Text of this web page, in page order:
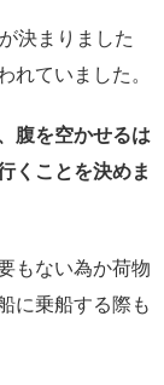
決まりました
れていました。
腹を空かせるは
くことを決めま
もない為か荷物
に乗船する際も